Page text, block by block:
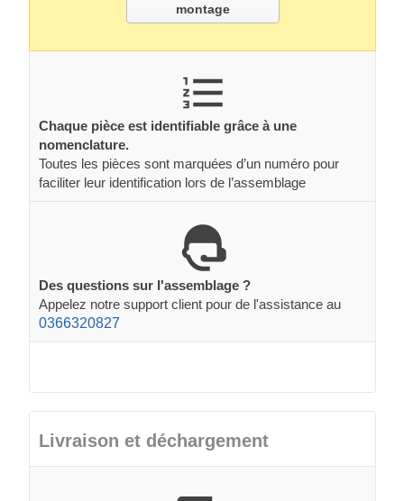
montage
Chaque pièce est identifiable grâce à une
nomenclature.
Toutes les pièces sont marquées d’un numéro pour
faciliter leur identification lors de l’assemblage
Des questions sur l'assemblage ?
Appelez notre support client pour de l'assistance au
0366320827
Livraison et déchargement